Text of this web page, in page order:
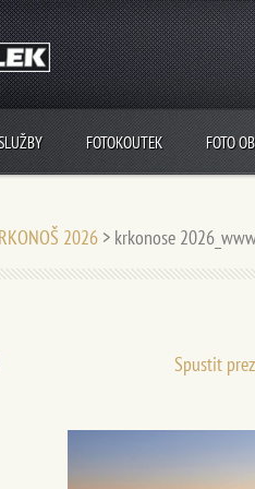
FOTOKOUTEK FOTO
2026 > krkonose
Spustit